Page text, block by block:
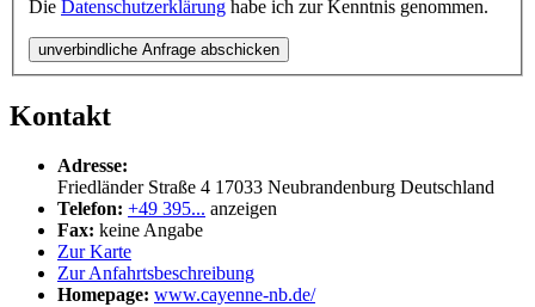
Die Datenschutzerklärung habe ich zur Kenntnis genommen.
unverbindliche Anfrage abschicken
Kontakt
Adresse:
Friedländer Straße 4 17033 Neubrandenburg Deutschland
Telefon: +49 395... anzeigen
Fax: keine Angabe
Zur Karte
Zur Anfahrtsbeschreibung
Homepage: www.cayenne-nb.de/